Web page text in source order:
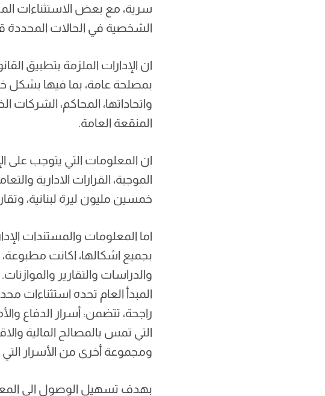
سرية، مع بعض الاستثناءات
الشخصية في الحالات المحددة
ان الإدارات الملزمة بتطبيق
بمصلحة عامة، بما فيها بشكل
واتحاداتها، المحاكم، الشركات
المنقعة العامة.
ان المعلومات التي يتوجب على
الموجبة، القرارات الادارية
خمسين مليون ليرة لبنانية،
اما المعلومات والمستندات
بجميع اشكالها، اكانت
والدراسات والتقارير
المبدأ العام تحده استثناءات
راجحة، تتضمن: أسرار الدفاع
التي تمس بالمصالح المالية
ومجموعة أخرى من الأسرار
بهدف تسهيل الوصول الى